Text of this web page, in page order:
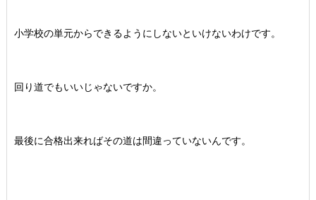
小学校の単元からできるようにしないといけないわけです。
回り道でもいいじゃないですか。
最後に合格出来ればその道は間違っていないんです。